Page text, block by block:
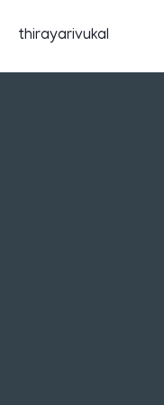
thirayarivukal